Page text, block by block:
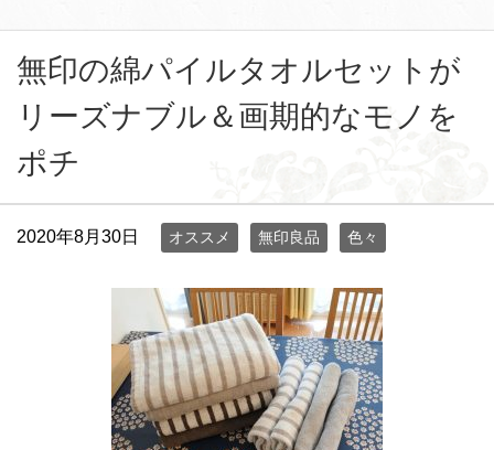
無印の綿パイルタオルセットが
リーズナブル＆画期的なモノを
ポチ
2020年8月30日 オススメ 無印良品 色々